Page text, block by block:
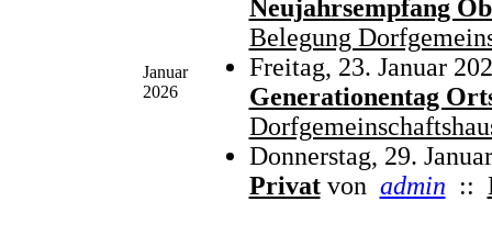
Januar
2026
Neujahrsempfang
Belegung
Freitag, 23. Januar
Generationentag
Donnerstag, 29.
Privatvon admin ::